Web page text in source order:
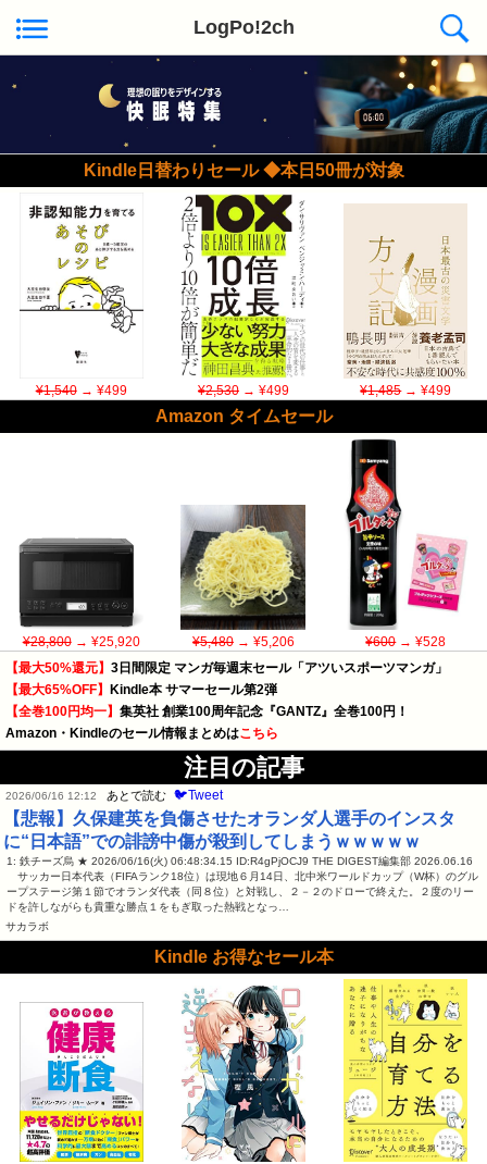
LogPo!2ch
Kindle日替わりセール ◆本日50冊が対象
¥1,540→ ¥499 ¥2,530→ ¥499 ¥1,485→ ¥499
Amazon タイムセール
¥28,800→ ¥25,920 ¥5,480→ ¥5,206 ¥600→ ¥528
【最大50%還元】 3日間限定 マンガ毎週末セール「アツいスポーツマンガ」
【最大65%OFF】
Kindle本 サマーセール第2弾
【全巻100円均一】 集英社 創業100周年記念『GANTZ』全巻100円！
Amazon・Kindleのセール情報まとめはこちら
注目の記事
2026/06/16 12:12 あとで読む 🐦Tweet
【悲報】久保建英を負傷させたオランダ人選手のインスタ
に“日本語”での誹謗中傷が殺到してしまうｗｗｗｗｗ
1: 鉄チーズ烏 ★ 2026/06/16(火) 06:48:34.15 ID:R4gPjOCJ9 THE DIGEST編集部 2026.06.16
サッカー日本代表（FIFAランク18位）は現地６月14日、北中米ワールドカップ（W杯）のグル
ープステージ第１節でオランダ代表（同８位）と対戦し、２－２のドローで終えた。２度のリー
ドを許しながらも貴重な勝点１をもぎ取った熱戦となっ…
サカラボ
Kindle お得なセール本